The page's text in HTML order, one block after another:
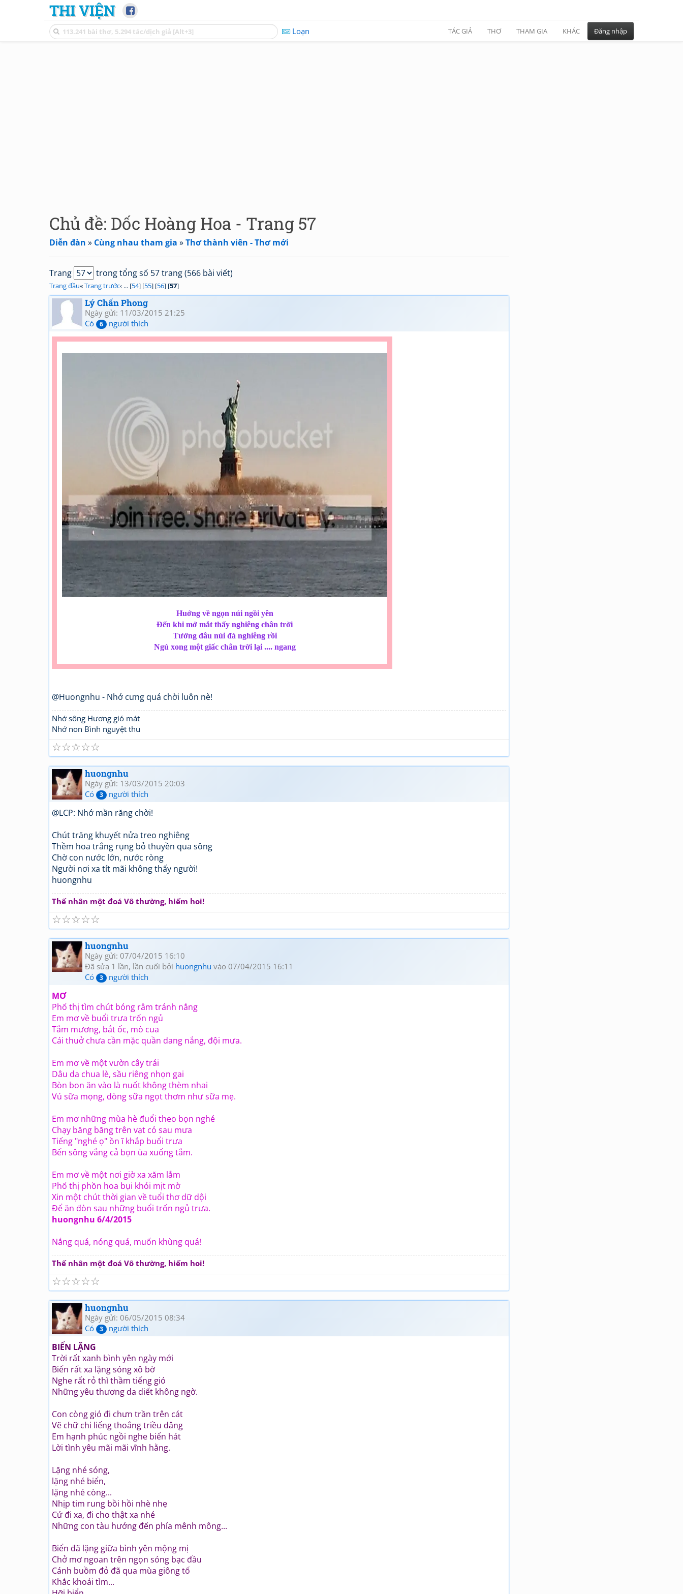
THI VIỆN
Loạn TÁC GIẢ THƠ THAM GIA KHÁC Đăng nhập
Chủ đề: Dốc Hoàng Hoa - Trang 57
Diễn đàn » Cùng nhau tham gia »Thơ thành viên - Thơ mới
Trang trong tổng số 57 trang (566 bài viết)
Trang đầu«Trang trước‹ ... [54] [55] [56] [57]
Lý Chấn Phong
Ngày gửi: 11/03/2015 21:25
Có
6 người thích
Huớng về ngọn núi ngồi yên
Đến khi mở mắt thấy nghiêng chân trời
Tưởng đâu núi đá nghiêng rồi
Ngủ xong một giấc chân trời lại .... ngang
@Huongnhu - Nhớ cưng quá chời luôn nè!
Nhớ sông Hương gió mát
Nhớ non Bình nguyệt thu
☆
☆
☆
☆
☆
huongnhu
Ngày gửi: 13/03/2015 20:03
Có
3 người thích
@LCP: Nhớ mần răng chời!
Chút trăng khuyết nửa treo nghiêng
Thềm hoa trắng rụng bỏ thuyền qua sông
Chờ con nước lớn, nước ròng
Người nơi xa tít mãi không thấy người!
huongnhu
Thế nhân một đoá Vô thường, hiếm hoi!
☆
☆
☆
☆
☆
huongnhu
Ngày gửi: 07/04/2015 16:10
Đã sửa 1 lần, lần cuối bởi huongnhu vào 07/04/2015 16:11
Có
3 người thích
MƠ
Phố thị tìm chút bóng râm tránh nắng
Em mơ về buổi trưa trốn ngủ
Tắm mương, bắt ốc, mò cua
Cái thuở chưa cần mặc quần dang nắng, đội mưa.
Em mơ về một vườn cây trái
Dâu da chua lè, sầu riêng nhọn gai
Bòn bon ăn vào là nuốt không thèm nhai
Vú sữa mọng, dòng sữa ngọt thơm như sữa mẹ.
Em mơ những mùa hè đuổi theo bọn nghé
Chạy băng băng trên vạt cỏ sau mưa
Tiếng "nghé ọ" ồn ĩ khắp buổi trưa
Bến sông vắng cả bọn ùa xuống tắm.
Em mơ về một nơi giờ xa xăm lắm
Phố thị phồn hoa bụi khói mịt mờ
Xin một chút thời gian về tuổi thơ dữ dội
Để ăn đòn sau những buổi trốn ngủ trưa.
huongnhu 6/4/2015
Nắng quá, nóng quá, muốn khùng quá!
Thế nhân một đoá Vô thường, hiếm hoi!
☆
☆
☆
☆
☆
huongnhu
Ngày gửi: 06/05/2015 08:34
Có
3 người thích
BIỂN LẶNG
Trời rất xanh bình yên ngày mới
Biển rất xa lặng sóng xô bờ
Nghe rất rỏ thì thầm tiếng gió
Những yêu thương da diết không ngờ.
Con còng gió đi chưn trần trên cát
Vẽ chữ chi liếng thoắng triều dâng
Em hạnh phúc ngồi nghe biển hát
Lời tình yêu mãi mãi vĩnh hằng.
Lặng nhé sóng,
lặng nhé biển,
lặng nhé còng...
Nhịp tim rung bồi hồi nhè nhẹ
Cứ đi xa, đi cho thật xa nhé
Những con tàu hướng đến phía mênh mông...
Biển đã lặng giữa bình yên mộng mị
Chở mơ ngoan trên ngọn sóng bạc đầu
Cánh buồm đỏ đã qua mùa giông tố
Khắc khoải tìm...